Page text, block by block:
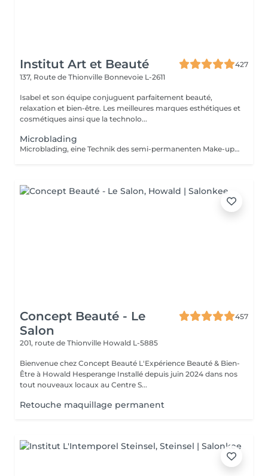
Institut Art et Beauté
427
137, Route de Thionville Bonnevoie L-2611
Isabel et son équipe conjuguent parfaitement beauté,
relaxation et bien-être. Les meilleures marques esthétiques et
cosmétiques ainsi que la technolo...
Microblading
Microblading, eine Technik des semi-permanenten Make-ups, die Ihren Augenbrauen durch eine Haar-für-Haar-Zeichnung wieder Form, Dichte und Definition verleiht mit einem ultra-natürlichen Ergebnis. Ideal, wenn Ihre Augenbrauen zu dünn, wenig dicht oder unregelmäßig sind. Microblading sorgt für einen strukturierten und harmonischen Blick ganz ohne tägliches Make-up. Sanfte und präzise Technik, hautschonend. Hochwertige Pigmente für ein dauerhaftes Ergebnis. Individuelle Beratung vor jeder Sitzung. Haltbarkeit: 12 bis 18 Monate. Gönnen Sie sich perfekte und elegante Augenbrauen jeden Tag.
Concept Beauté - Le
Salon
457
201, route de Thionville Howald L-5885
Bienvenue chez Concept Beauté L'Expérience Beauté & Bien-
Être à Howald Hesperange Installé depuis juin 2024 dans nos
tout nouveaux locaux au Centre S...
Retouche maquillage permanent